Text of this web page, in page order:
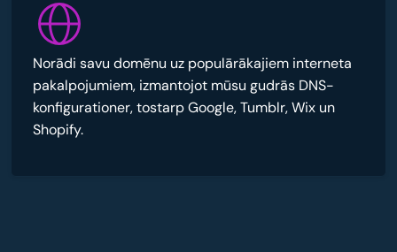
Norādi savu domēnu uz populārākajiem interneta
pakalpojumiem, izmantojot mūsu gudrās DNS-
konfigurationer, tostarp Google, Tumblr, Wix un
Shopify.